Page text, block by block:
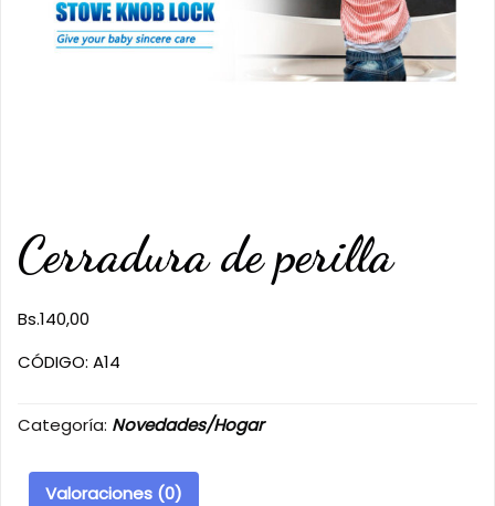
Cerradura de perilla
Bs.140,00
CÓDIGO: A14
Categoría: Novedades/Hogar
Valoraciones (0)